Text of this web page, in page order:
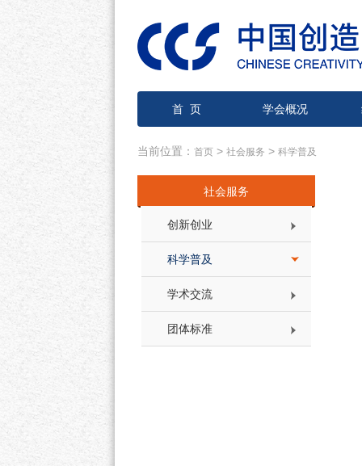
首 页 学会概况
当前位置： 首页 > 社会服务 > 科学普及
社会服务
创新创业
科学普及
学术交流
团体标准